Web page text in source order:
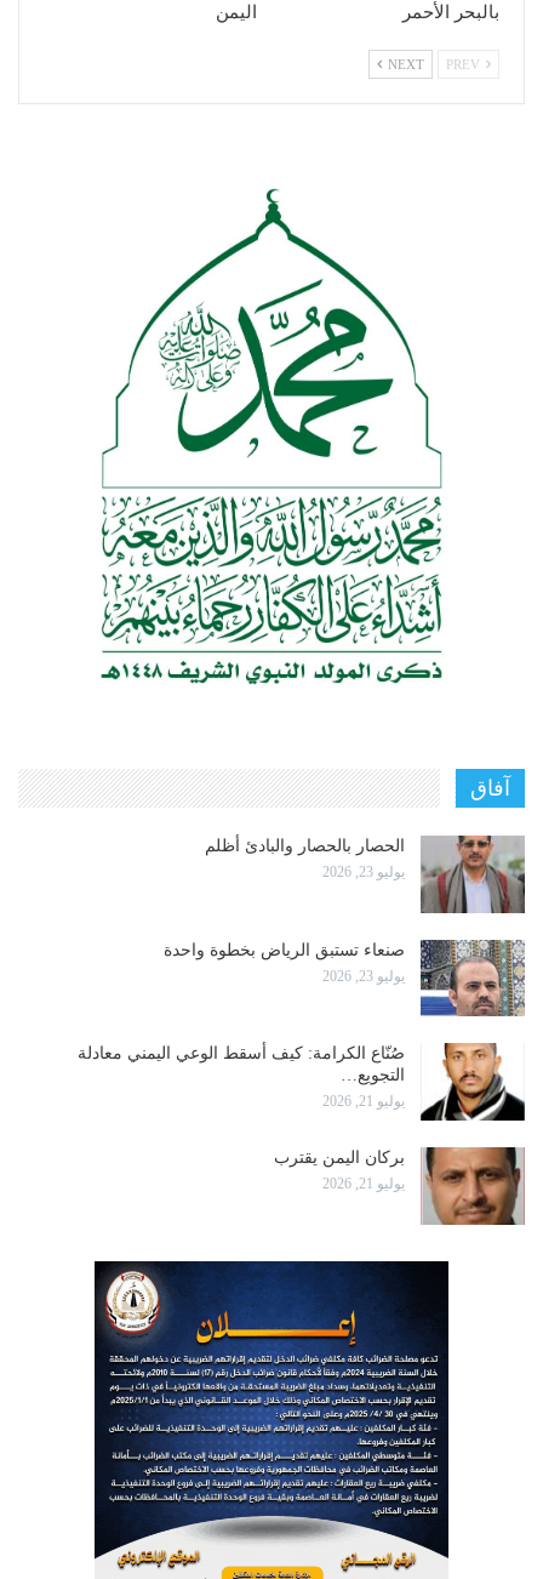
بالبحر الأحمر اليمن
NEXT
آفاق
الحصار بالحصار والبادئ أظلم
يوليو 23, 2026
صنعاء تستبق الرياض بخطوة واحدة
يوليو 23, 2026
صُنّاع الكرامة: كيف أسقط الوعي اليمني معادلة
التجويع…
يوليو 21, 2026
بركان اليمن يقترب
يوليو 21, 2026